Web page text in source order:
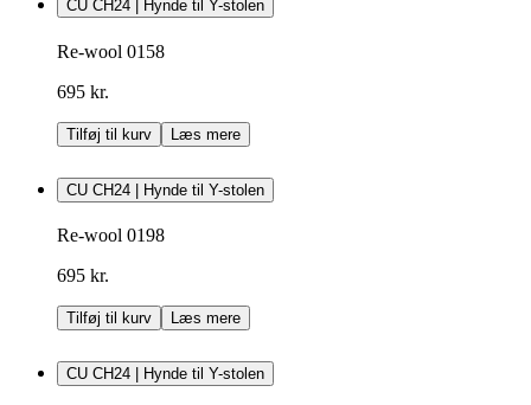
CU CH24 | Hynde til Y-stolen
Re-wool 0158
695 kr.
Tilføj til kurv Læs mere
CU CH24 | Hynde til Y-stolen
Re-wool 0198
695 kr.
Tilføj til kurv Læs mere
CU CH24 | Hynde til Y-stolen